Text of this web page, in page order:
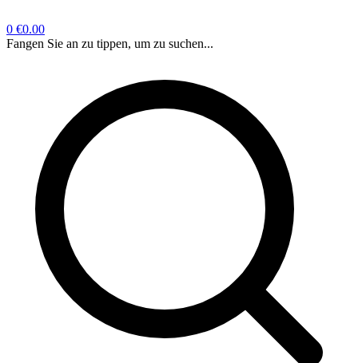
0 €0.00
Fangen Sie an zu tippen, um zu suchen...